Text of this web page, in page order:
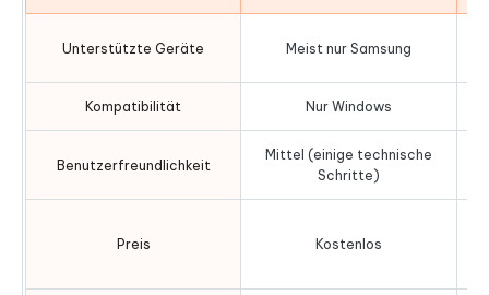
Unterstützte Geräte Meist nur Samsung
Kompatibilität Nur Windows
Benutzerfreundlichkeit
Mittel (einige technische
Schritte)
Preis Kostenlos